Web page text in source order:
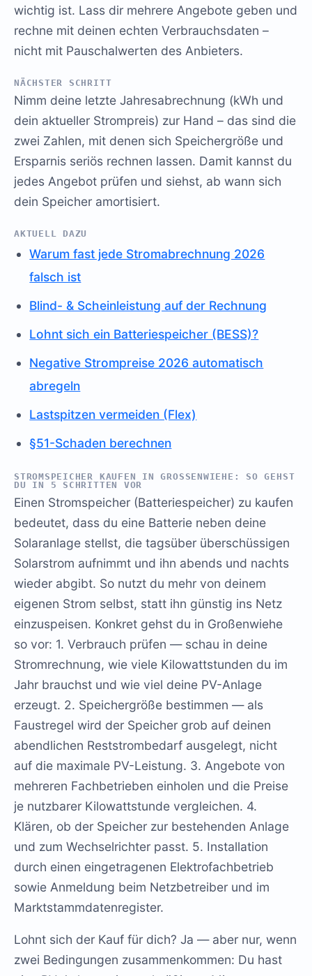
wichtig ist. Lass dir mehrere Angebote geben und
rechne mit deinen echten Verbrauchsdaten –
nicht mit Pauschalwerten des Anbieters.
NÄCHSTER SCHRITT
Nimm deine letzte Jahresabrechnung (kWh und
dein aktueller Strompreis) zur Hand – das sind die
zwei Zahlen, mit denen sich Speichergröße und
Ersparnis seriös rechnen lassen. Damit kannst du
jedes Angebot prüfen und siehst, ab wann sich
dein Speicher amortisiert.
AKTUELL DAZU
Warum fast jede Stromabrechnung 2026
falsch ist
Blind- & Scheinleistung auf der Rechnung
Lohnt sich ein Batteriespeicher (BESS)?
Negative Strompreise 2026 automatisch
abregeln
Lastspitzen vermeiden (Flex)
§51-Schaden berechnen
STROMSPEICHER KAUFEN IN GROSSENWIEHE: SO GEHST D
U IN 5 SCHRITTEN VOR
Einen Stromspeicher (Batteriespeicher) zu kaufen
bedeutet, dass du eine Batterie neben deine
Solaranlage stellst, die tagsüber überschüssigen
Solarstrom aufnimmt und ihn abends und nachts
wieder abgibt. So nutzt du mehr von deinem
eigenen Strom selbst, statt ihn günstig ins Netz
einzuspeisen. Konkret gehst du in Großenwiehe
so vor: 1. Verbrauch prüfen — schau in deine
Stromrechnung, wie viele Kilowattstunden du im
Jahr brauchst und wie viel deine PV-Anlage
erzeugt. 2. Speichergröße bestimmen — als
Faustregel wird der Speicher grob auf deinen
abendlichen Reststrombedarf ausgelegt, nicht
auf die maximale PV-Leistung. 3. Angebote von
mehreren Fachbetrieben einholen und die Preise
je nutzbarer Kilowattstunde vergleichen. 4.
Klären, ob der Speicher zur bestehenden Anlage
und zum Wechselrichter passt. 5. Installation
durch einen eingetragenen Elektrofachbetrieb
sowie Anmeldung beim Netzbetreiber und im
Marktstammdatenregister.
Lohnt sich der Kauf für dich? Ja — aber nur, wenn
zwei Bedingungen zusammenkommen: Du hast